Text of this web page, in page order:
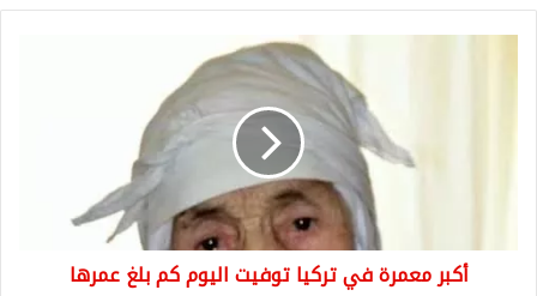
عمرها
أكبر معمرة في تركيا توفيت اليوم كم بلغ عمرها